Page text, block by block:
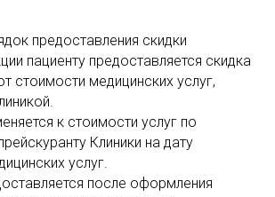
предоставления скидки
пациенту предоставляется скидка
стоимости медицинских услуг,
к стоимости услуг по
Клиники на дату
услуг.
после оформления